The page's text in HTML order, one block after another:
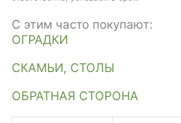
С этим часто покупают:
ОГРАДКИ
СКАМЬИ, СТОЛЫ
ОБРАТНАЯ СТОРОНА